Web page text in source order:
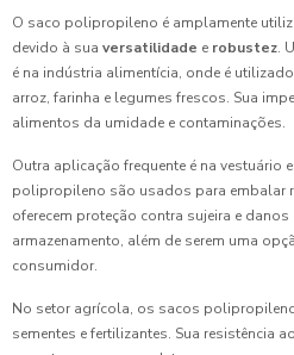
O saco polipropileno é amplamente
devido à sua versatilidade e robustez.
é na indústria alimentícia, onde é
arroz, farinha e legumes frescos. Sua
alimentos da umidade e contaminações.
Outra aplicação frequente é na vestuário
polipropileno são usados para embalar
oferecem proteção contra sujeira e
armazenamento, além de serem uma
consumidor.
No setor agrícola, os sacos
sementes e fertilizantes. Sua resistência